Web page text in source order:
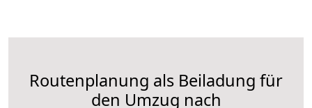
Routenplanung als Beiladung für
den Umzug nach